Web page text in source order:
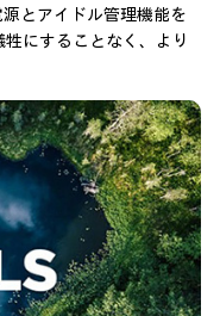
源とアイドル管理機能を
にすることなく、より